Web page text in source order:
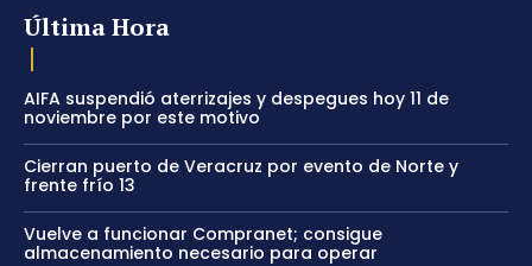
Última Hora
AIFA suspendió aterrizajes y despegues hoy 11 de
noviembre por este motivo
Cierran puerto de Veracruz por evento de Norte y
frente frío 13
Vuelve a funcionar Compranet; consigue
almacenamiento necesario para operar